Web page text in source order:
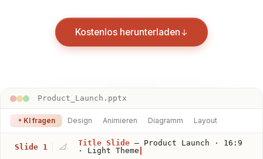
Kostenlos herunterladen
Product_Launch.pptx
KI fragen Design Animieren Diagramm Layout
Slide 1 📐 Title Slide — Product Launch · 16:9
· Light Theme